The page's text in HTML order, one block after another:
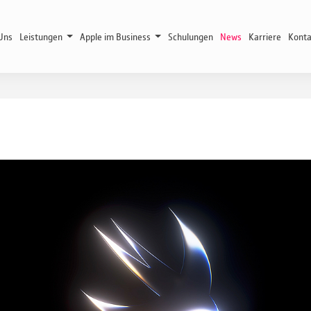
Leistungen Apple im Business Schulungen News Karriere